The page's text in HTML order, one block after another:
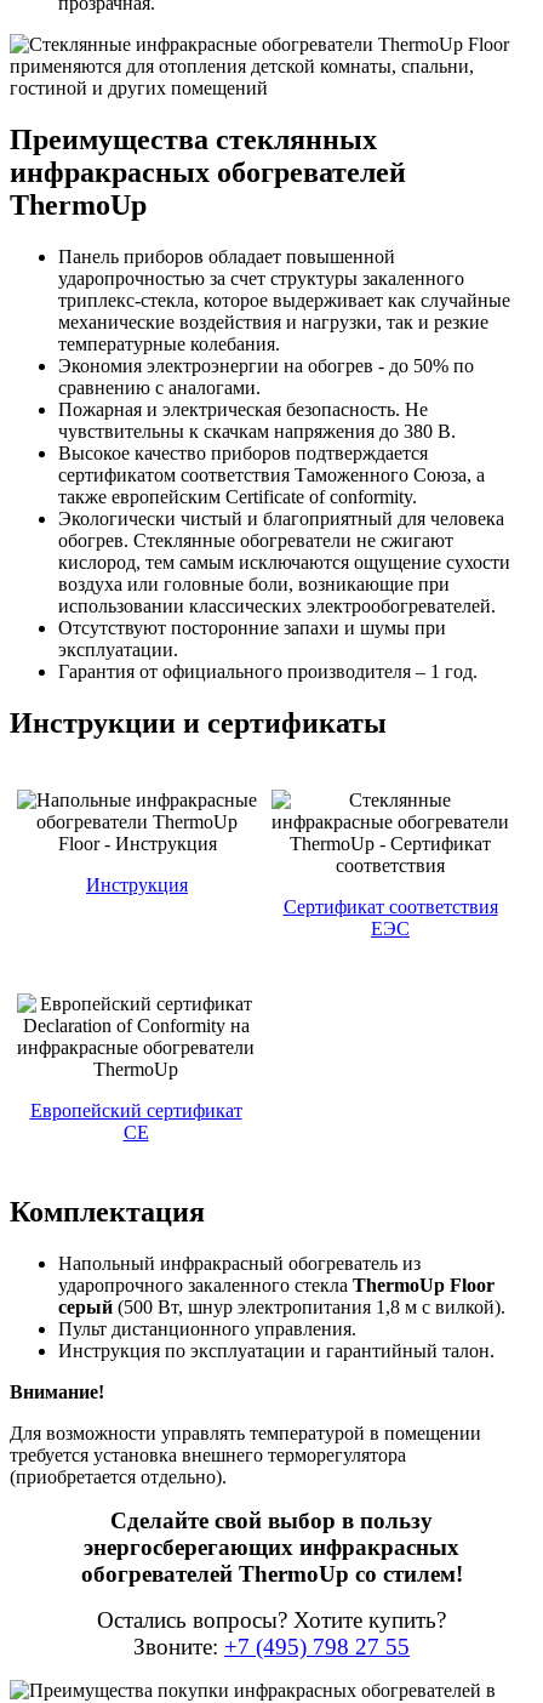
Преимущества стеклянных
инфракрасных обогревателей
ThermoUp
Панель приборов обладает повышенной
ударопрочностью за счет структуры закаленного
триплекс-стекла, которое выдерживает как случайные
механические воздействия и нагрузки, так и резкие
температурные колебания.
Экономия электроэнергии на обогрев - до 50% по
сравнению с аналогами.
Пожарная и электрическая безопасность. Не
чувствительны к скачкам напряжения до 380 В.
Высокое качество приборов подтверждается
сертификатом соответствия Таможенного Союза, а
также европейским Certificate of conformity.
Экологически чистый и благоприятный для человека
обогрев. Стеклянные обогреватели не сжигают
кислород, тем самым исключаются ощущение сухости
воздуха или головные боли, возникающие при
использовании классических электрообогревателей.
Отсутствуют посторонние запахи и шумы при
эксплуатации.
Гарантия от официального производителя – 1 год.
Инструкции и сертификаты
Инструкция
Сертификат соответствия
ЕЭС
Европейский сертификат
CE
Комплектация
Напольный инфракрасный обогреватель из
ударопрочного закаленного стекла ThermoUp Floor
серый (500 Вт, шнур электропитания 1,8 м с вилкой).
Пульт дистанционного управления.
Инструкция по эксплуатации и гарантийный талон.
Внимание!
Для возможности управлять температурой в помещении
требуется установка внешнего терморегулятора
(приобретается отдельно).
Сделайте свой выбор в пользу
энергосберегающих инфракрасных
обогревателей ThermoUp со стилем!
Остались вопросы? Хотите купить?
Звоните: +7 (495) 798 27 55